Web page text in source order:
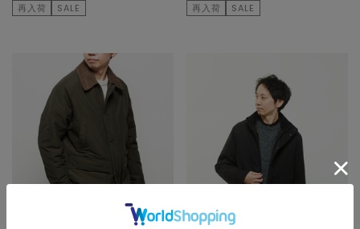
再入荷 SALE 再入荷 SALE